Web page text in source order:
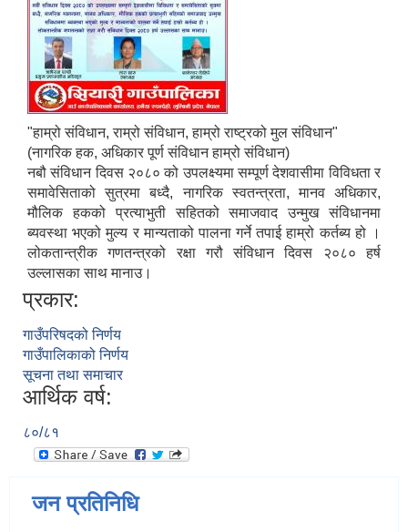
"हाम्रो संविधान, राम्रो संविधान, हाम्रो राष्ट्रको मुल संविधान"
(नागरिक हक, अधिकार पूर्ण संविधान हाम्रो संविधान)
नबौ संविधान दिवस २०८० को उपलक्ष्यमा सम्पूर्ण देशवासीमा विविधता र
समावेसिताको सुत्रमा बध्दै, नागरिक स्वतन्त्रता, मानव अधिकार,
मौलिक हकको प्रत्याभुती सहितको समाजवाद उन्मुख संविधानमा
ब्यवस्था भएको मुल्य र मान्यताको पालना गर्ने तपाई हाम्रो कर्तब्य हो ।
लोकतान्त्रीक गणतन्त्रको रक्षा गरौ संविधान दिवस २०८० हर्ष
उल्लासका साथ मानाउ।
प्रकार:
गाउँपरिषदको निर्णय
गाउँपालिकाको निर्णय
सूचना तथा समाचार
आर्थिक वर्ष:
८०/८१
जन प्रतिनिधि